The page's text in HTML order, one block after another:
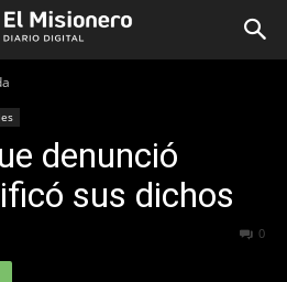
denunció
sus dichos
0